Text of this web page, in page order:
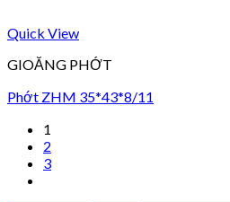
Quick View
GIOĂNG PHỚT
Phớt ZHM 35*43*8/11
1
2
3